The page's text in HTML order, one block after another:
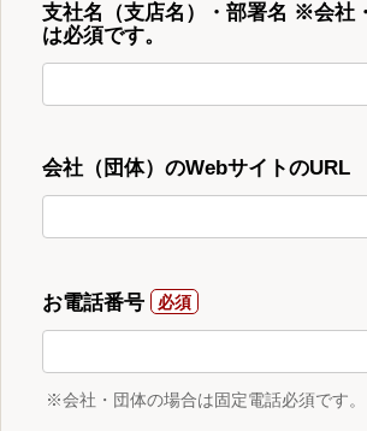
支社名（支店名）・部署名 ※会社
は必須です。
会社（団体）のWebサイトのURL
お電話番号
※会社・団体の場合は固定電話必須です。